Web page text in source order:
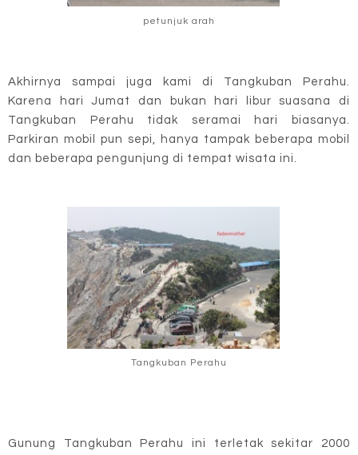
petunjuk arah
Akhirnya sampai juga kami di Tangkuban Perahu.
Karena hari Jumat dan bukan hari libur suasana di
Tangkuban Perahu tidak seramai hari biasanya.
Parkiran mobil pun sepi, hanya tampak beberapa mobil
dan beberapa pengunjung di tempat wisata ini.
Tangkuban Perahu
Gunung Tangkuban Perahu ini terletak sekitar 2000